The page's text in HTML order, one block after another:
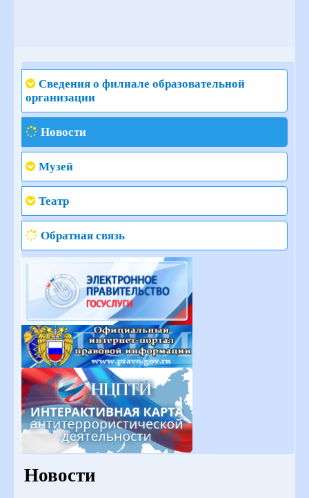
Сведения о филиале образовательной
организации
Новости
Музей
Театр
Обратная связь
Новости